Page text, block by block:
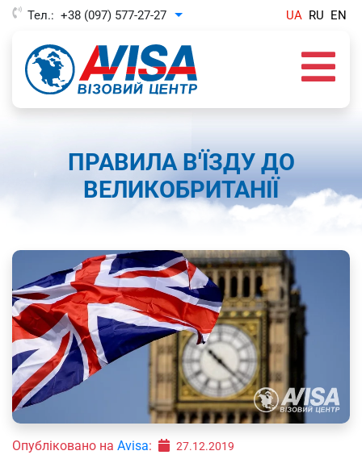
Тел.: +38 (097) 577-27-27 Toggle Dropdown UA RU EN
ПРАВИЛА В'ЇЗДУ ДО
ВЕЛИКОБРИТАНІЇ
Опубліковано на Avisa: 27.12.2019